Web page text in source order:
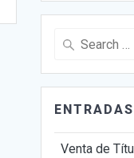
Search
Venta de